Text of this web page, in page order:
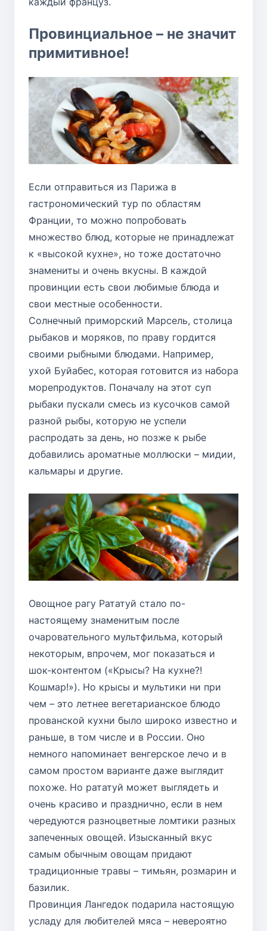
Провинциальное – не значит
примитивное!
Если отправиться из Парижа в
гастрономический тур по областям
Франции, то можно попробовать
множество блюд, которые не принадлежат
к «высокой кухне», но тоже достаточно
знамениты и очень вкусны. В каждой
провинции есть свои любимые блюда и
свои местные особенности.
Солнечный приморский Марсель, столица
рыбаков и моряков, по праву гордится
своими рыбными блюдами. Например,
ухой Буйабес, которая готовится из набора
морепродуктов. Поначалу на этот суп
рыбаки пускали смесь из кусочков самой
разной рыбы, которую не успели
распродать за день, но позже к рыбе
добавились ароматные моллюски – мидии,
кальмары и другие.
Овощное рагу Рататуй стало по-
настоящему знаменитым после
очаровательного мультфильма, который
некоторым, впрочем, мог показаться и
шок-контентом («Крысы? На кухне?!
Кошмар!»). Но крысы и мультики ни при
чем – это летнее вегетарианское блюдо
прованской кухни было широко известно и
раньше, в том числе и в России. Оно
немного напоминает венгерское лечо и в
самом простом варианте даже выглядит
похоже. Но рататуй может выглядеть и
очень красиво и празднично, если в нем
чередуются разноцветные ломтики разных
запеченных овощей. Изысканный вкус
самым обычным овощам придают
традиционные травы – тимьян, розмарин и
базилик.
Провинция Лангедок подарила настоящую
усладу для любителей мяса – невероятно